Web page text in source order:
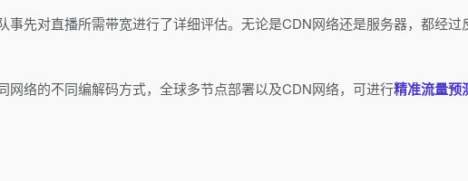
先对直播所需带宽进行了详细评估。无论是CDN网络还是服务器，都经过
络的不同编解码方式，全球多节点部署以及CDN网络，可进行精准流量预